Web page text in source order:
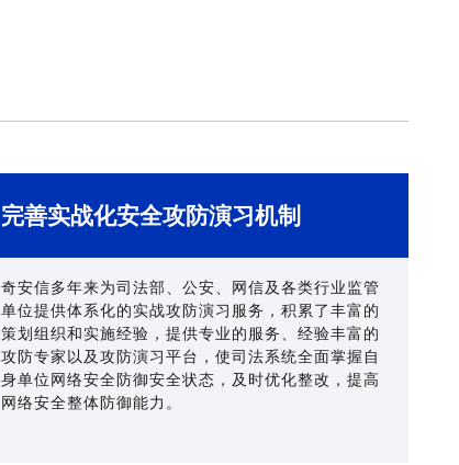
完善实战化安全攻防演习机制
奇安信多年来为司法部、公安、网信及各类行业监管
单位提供体系化的实战攻防演习服务，积累了丰富的
策划组织和实施经验，提供专业的服务、经验丰富的
攻防专家以及攻防演习平台，使司法系统全面掌握自
身单位网络安全防御安全状态，及时优化整改，提高
网络安全整体防御能力。